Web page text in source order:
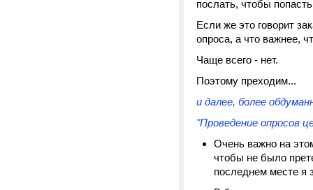
послать, чтобы
Если же это говорит
опроса, а что важнее,
Чаще всего - нет.
Поэтому преходим...
и далее, более
"Проведение опросов
Очень важно на
чтобы не было
последнем месте я